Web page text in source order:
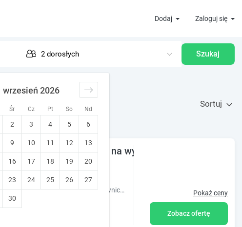
Dodaj Zaloguj się
Śr Cz Pt So Nd
wrzesień 2026
2 3 4 5 6
9 10 11 12 13
16 17 18 19 20
23 24 25 26 27
30
Szukaj
Sortuj
komfortowo, łazienka na wyłączność
9.4 Znakomity!
Stworzony dla rodzin
Zapraszamy serdecznie do naszego pensjonatu położonego w malowniczej miejscowości! Dezynfekcja pokoi! Pokaż ceny
Zobacz ofertę